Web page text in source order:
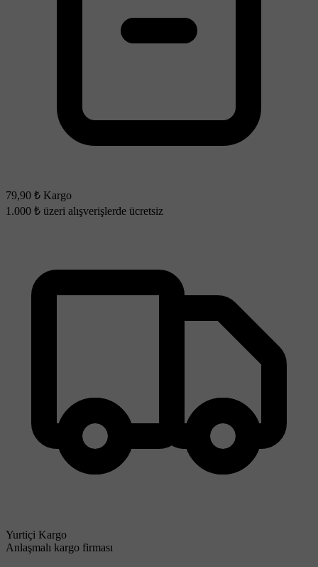
79,90 ₺ Kargo
1.000 ₺ üzeri alışverişlerde ücretsiz
Yurtiçi Kargo
Anlaşmalı kargo firması